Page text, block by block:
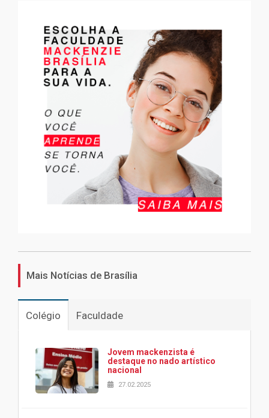
Mais Notícias de Brasília
Colégio Faculdade
Jovem mackenzista é
destaque no nado artístico
nacional
27.02.2025